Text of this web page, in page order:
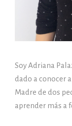
Soy Adriana
dado a conocer
Madre de dos
aprender más a